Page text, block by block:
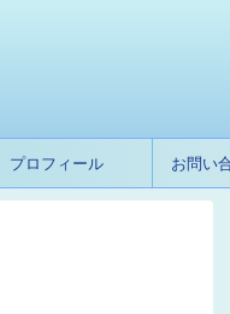
プロフィール お問い